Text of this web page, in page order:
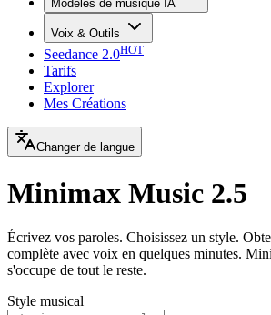
Modèles de musique IA
Voix & Outils
Seedance 2.0HOT
Tarifs
Explorer
Mes Créations
Changer de langue
Minimax Music 2.5
Écrivez vos paroles. Choisissez un style.
complète avec voix en quelques minutes.
s'occupe de tout le reste.
Style musical